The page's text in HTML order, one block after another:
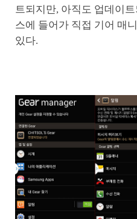
트되지만, 아직도 업데이
스에 들어가 직접 기어 매
있다.